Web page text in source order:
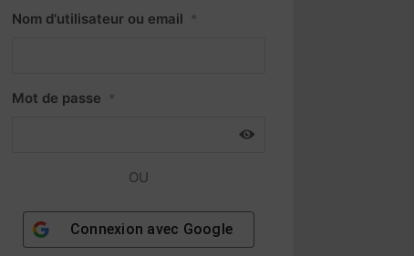
Nom d'utilisateur ou email *
Mot de passe *
OU
Connexion avec Google